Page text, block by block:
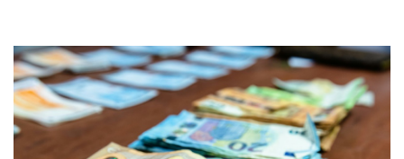
BMD 1.156136
BND 1.477082
BOB 13.69983
BRL 5.876989
BSD 1.152686
BTN 109.688637